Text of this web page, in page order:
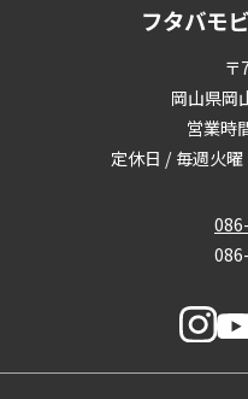
フタバモ
〒
岡山県岡
営業時
定休日 / 毎週火